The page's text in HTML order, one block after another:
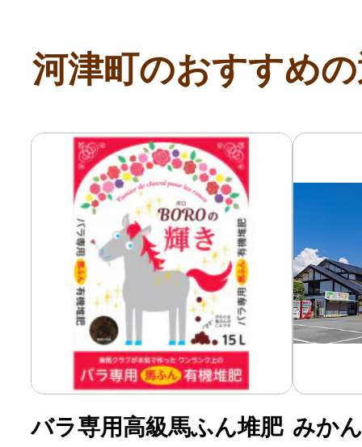
副業・パラレルワーカー
個人事業主・フリーラン
個人事業・フリーランス
ふるさと納税の基礎知識
10秒ぴったり診断
自治体直営サイト特集
河津町のおすすめ
バラ専用高級馬ふん堆肥 みか